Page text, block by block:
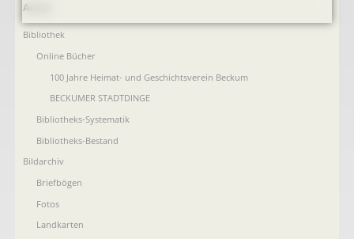
Navigation
überspringen
Archiv
Bibliothek
Online Bücher
100 Jahre Heimat- und Geschichtsverein Beckum
BECKUMER STADTDINGE
Bibliotheks-Systematik
Bibliotheks-Bestand
Bildarchiv
Briefbögen
Fotos
Landkarten